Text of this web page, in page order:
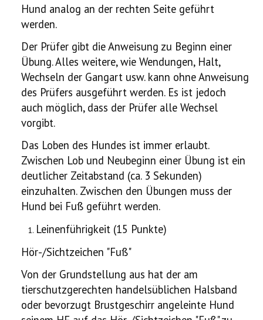
Hund analog an der rechten Seite geführt
werden.
Der Prüfer gibt die Anweisung zu Beginn einer
Übung. Alles weitere, wie Wendungen, Halt,
Wechseln der Gangart usw. kann ohne Anweisung
des Prüfers ausgeführt werden. Es ist jedoch
auch möglich, dass der Prüfer alle Wechsel
vorgibt.
Das Loben des Hundes ist immer erlaubt.
Zwischen Lob und Neubeginn einer Übung ist ein
deutlicher Zeitabstand (ca. 3 Sekunden)
einzuhalten. Zwischen den Übungen muss der
Hund bei Fuß geführt werden.
Leinenführigkeit (15 Punkte)
Hör-/Sichtzeichen "Fuß"
Von der Grundstellung aus hat der am
tierschutzgerechten handelsüblichen Halsband
oder bevorzugt Brustgeschirr angeleinte Hund